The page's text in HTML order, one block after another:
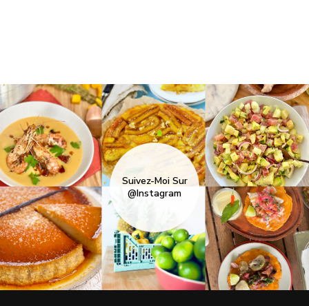
Suivez-Moi Sur
@Instagram